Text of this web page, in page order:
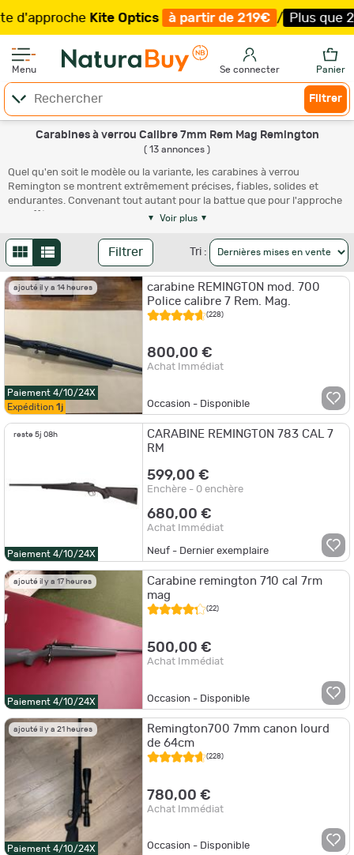
Kite Optics à partir de 219€ / Plus que 24
Menu Se connecter Panier
Filtrer
Carabines à verrou Calibre 7mm Rem Mag Remington
( 13 annonces )
Quel qu'en soit le modèle ou la variante, les carabines à verrou
Remington se montrent extrêmement précises, fiables, solides et
endurantes. Convenant tout autant pour la battue que pour l'approche
ou l'affût, elles permettent, en calibre 7 mm Remington magnum, de
européens sans devoir subir un recul dissuasif. En neuf comme en
seconde main, il s'agit d'excellentes opportunités, proposées à des
tarifs le plus souvent tout à fait attractifs au regard de leurs qualités.
Voir plus
Filtrer Tri :
ajouté il y a 14 heures
Paiement 4/10/24X
Expédition 1j
carabine REMINGTON mod. 700
Police calibre 7 Rem. Mag.
(228)
800,00 €
Achat Immédiat
Occasion - Disponible
reste 5j 08h
Paiement 4/10/24X
CARABINE REMINGTON 783 CAL 7
RM
599,00 €
Enchère - 0 enchère
680,00 €
Achat Immédiat
Neuf - Dernier exemplaire
ajouté il y a 17 heures
Paiement 4/10/24X
Carabine remington 710 cal 7rm
mag
(22)
500,00 €
Achat Immédiat
Occasion - Disponible
ajouté il y a 21 heures
Paiement 4/10/24X
Remington700 7mm canon lourd
de 64cm
(228)
780,00 €
Achat Immédiat
Occasion - Disponible